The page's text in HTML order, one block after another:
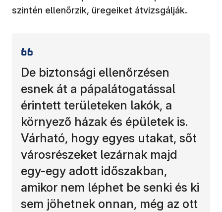
szintén ellenőrzik, üregeiket átvizsgálják.
De biztonsági ellenőrzésen
esnek át a pápalátogatással
érintett területeken lakók, a
környező házak és épületek is.
Várható, hogy egyes utakat, sőt
városrészeket lezárnak majd
egy-egy adott időszakban,
amikor nem léphet be senki és ki
sem jöhetnek onnan, még az ott